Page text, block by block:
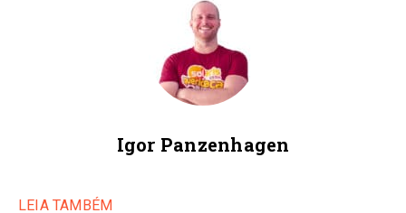
Igor Panzenhagen
LEIA TAMBÉM